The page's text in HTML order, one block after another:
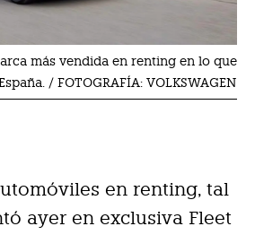
más vendida en renting en lo que
/ FOTOGRAFÍA: VOLKSWAGEN
en renting, tal
ayer en exclusiva Fleet